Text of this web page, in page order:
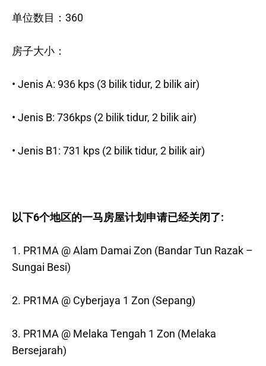
单位数目：360
房子大小：
• Jenis A: 936 kps (3 bilik tidur, 2 bilik air)
• Jenis B: 736kps (2 bilik tidur, 2 bilik air)
• Jenis B1: 731 kps (2 bilik tidur, 2 bilik air)
以下6个地区的一马房屋计划申请已经关闭了:
1. PR1MA @ Alam Damai Zon (Bandar Tun Razak –
Sungai Besi)
2. PR1MA @ Cyberjaya 1 Zon (Sepang)
3. PR1MA @ Melaka Tengah 1 Zon (Melaka
Bersejarah)